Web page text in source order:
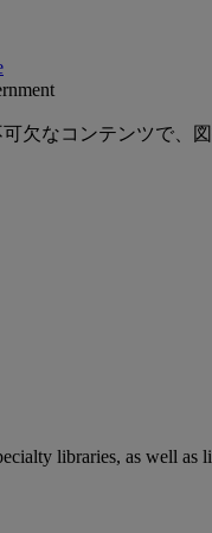
欠なコンテンツで、
libraries, as well